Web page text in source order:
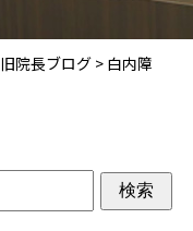
旧院長ブログ > 白内障